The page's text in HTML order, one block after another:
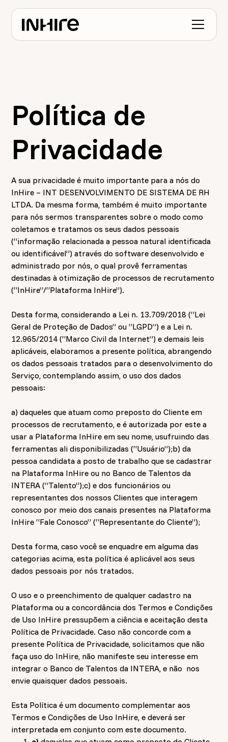
Política de
Privacidade
A sua privacidade é muito importante para a nós do
InHire – INT DESENVOLVIMENTO DE SISTEMA DE RH
LTDA. Da mesma forma, também é muito importante
para nós sermos transparentes sobre o modo como
coletamos e tratamos os seus dados pessoais
(“informação relacionada a pessoa natural identificada
ou identificável”) através do software desenvolvido e
administrado por nós, o qual provê ferramentas
destinadas à otimização de processos de recrutamento
(“InHire”/“Plataforma InHire”).
Desta forma, considerando a Lei n. 13.709/2018 (“Lei
Geral de Proteção de Dados” ou “LGPD”) e a Lei n.
12.965/2014 (“Marco Civil da Internet”) e demais leis
aplicáveis, elaboramos a presente política, abrangendo
os dados pessoais tratados para o desenvolvimento do
Serviço, contemplando assim, o uso dos dados
pessoais:
a) daqueles que atuam como preposto do Cliente em
processos de recrutamento, e é autorizada por este a
usar a Plataforma InHire em seu nome, usufruindo das
ferramentas ali disponibilizadas (“Usuário”);b) da
pessoa candidata a posto de trabalho que se cadastrar
na Plataforma InHire ou no Banco de Talentos da
INTERA (“Talento”);c) e dos funcionários ou
representantes dos nossos Clientes que interagem
conosco por meio dos canais presentes na Plataforma
InHire “Fale Conosco” (“Representante do Cliente”);
Desta forma, caso você se enquadre em alguma das
categorias acima, esta política é aplicável aos seus
dados pessoais por nós tratados.
O uso e o preenchimento de qualquer cadastro na
Plataforma ou a concordância dos Termos e Condições
de Uso InHire pressupõem a ciência e aceitação desta
Política de Privacidade. Caso não concorde com a
presente Política de Privacidade, solicitamos que não
faça uso do InHire, não manifeste seu interesse em
integrar o Banco de Talentos da INTERA, e não nos
envie quaisquer dados pessoais.
Esta Política é um documento complementar aos
Termos e Condições de Uso InHire, e deverá ser
interpretada em conjunto com este documento.